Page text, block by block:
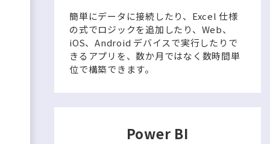
簡単にデータに接続したり、Excel 仕様
の式でロジックを追加したり、Web、
iOS、Android デバイスで実行したりで
きるアプリを、数か月ではなく数時間単
位で構築できます。
Power BI